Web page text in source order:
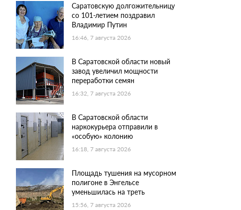
Саратовскую долгожительницу
со 101-летием поздравил
Владимир Путин
16:46, 7 августа 2026
В Саратовской области новый
завод увеличил мощности
переработки семян
16:32, 7 августа 2026
В Саратовской области
наркокурьера отправили в
«особую» колонию
16:18, 7 августа 2026
Площадь тушения на мусорном
полигоне в Энгельсе
уменьшилась на треть
15:56, 7 августа 2026